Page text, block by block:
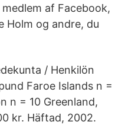
af Facebook,
Holm og andre, du
/ Henkilön
Faroe Islands n =
n = 10 Greenland,
kr. Häftad, 2002.